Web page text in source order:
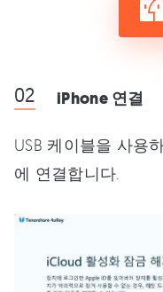
iPhone 연결
USB 케이블을 사용
에 연결합니다.